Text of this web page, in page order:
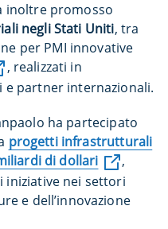
inoltre promosso
negli Stati Uniti, tra
per PMI innovative
, realizzati in
e partner internazionali.
ha partecipato
progetti infrastrutturali
di dollari
,
iniziative nei settori
e dell’innovazione